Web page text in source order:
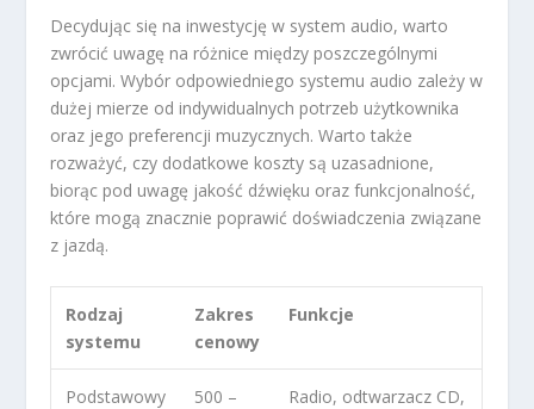
Decydując się na inwestycję w system audio, warto
zwrócić uwagę na różnice między poszczególnymi
opcjami. Wybór odpowiedniego systemu audio zależy w
dużej mierze od indywidualnych potrzeb użytkownika
oraz jego preferencji muzycznych. Warto także
rozważyć, czy dodatkowe koszty są uzasadnione,
biorąc pod uwagę jakość dźwięku oraz funkcjonalność,
które mogą znacznie poprawić doświadczenia związane
z jazdą.
Rodzaj
systemu
Zakres
cenowy
Funkcje
Podstawowy
500 –
Radio, odtwarzacz CD,